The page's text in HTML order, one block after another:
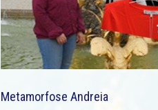
Metamorfose Andreia